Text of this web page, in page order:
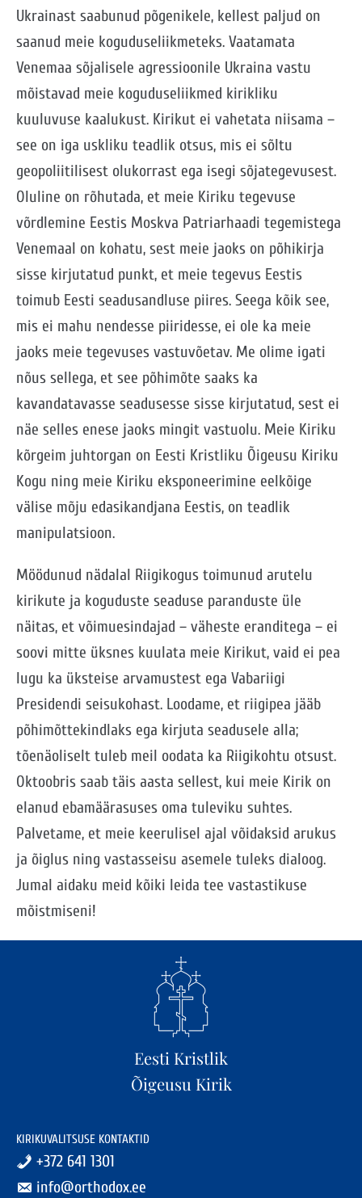
Ukrainast saabunud põgenikele, kellest paljud on
saanud meie koguduseliikmeteks. Vaatamata
Venemaa sõjalisele agressioonile Ukraina vastu
mõistavad meie koguduseliikmed kirikliku
kuuluvuse kaalukust. Kirikut ei vahetata niisama –
see on iga uskliku teadlik otsus, mis ei sõltu
geopoliitilisest olukorrast ega isegi sõjategevusest.
Oluline on rõhutada, et meie Kiriku tegevuse
võrdlemine Eestis Moskva Patriarhaadi tegemistega
Venemaal on kohatu, sest meie jaoks on põhikirja
sisse kirjutatud punkt, et meie tegevus Eestis
toimub Eesti seadusandluse piires. Seega kõik see,
mis ei mahu nendesse piiridesse, ei ole ka meie
jaoks meie tegevuses vastuvõetav. Me olime igati
nõus sellega, et see põhimõte saaks ka
kavandatavasse seadusesse sisse kirjutatud, sest ei
näe selles enese jaoks mingit vastuolu. Meie Kiriku
kõrgeim juhtorgan on Eesti Kristliku Õigeusu Kiriku
Kogu ning meie Kiriku eksponeerimine eelkõige
välise mõju edasikandjana Eestis, on teadlik
manipulatsioon.
Möödunud nädalal Riigikogus toimunud arutelu
kirikute ja koguduste seaduse paranduste üle
näitas, et võimuesindajad – väheste eranditega – ei
soovi mitte üksnes kuulata meie Kirikut, vaid ei pea
lugu ka üksteise arvamustest ega Vabariigi
Presidendi seisukohast. Loodame, et riigipea jääb
põhimõttekindlaks ega kirjuta seadusele alla;
tõenäoliselt tuleb meil oodata ka Riigikohtu otsust.
Oktoobris saab täis aasta sellest, kui meie Kirik on
elanud ebamäärasuses oma tuleviku suhtes.
Palvetame, et meie keerulisel ajal võidaksid arukus
ja õiglus ning vastasseisu asemele tuleks dialoog.
Jumal aidaku meid kõiki leida tee vastastikuse
mõistmiseni!
Eesti Kristlik
Õigeusu Kirik
KIRIKUVALITSUSE KONTAKTID
+372 641 1301
info@orthodox.ee